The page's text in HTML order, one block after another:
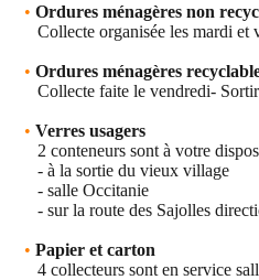
• Ordures ménagères non
Collecte organisée les mardi et
• Ordures ménagères
Collecte faite le vendredi-
• Verres usagers
2 conteneurs sont à votre
- à la sortie du vieux village
- salle Occitanie
- sur la route des Sajolles
• Papier et carton
4 collecteurs sont en service